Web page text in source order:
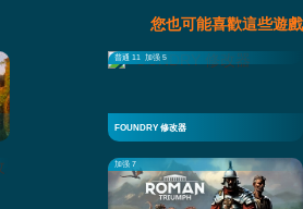
您也可能喜歡這些遊戲
普通 11 加强 5
FOUNDRY 修改器
加强 7